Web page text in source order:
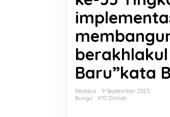
n
S
e
b
a
g
a
i
P
Baru”kata
Redaksi
9 September 2025
Bungo
470 Dilihat